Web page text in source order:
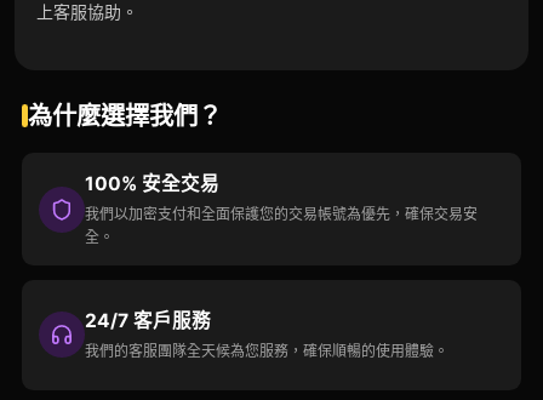
上客服協助。
為什麼選擇我們？
100% 安全交易
我們以加密支付和全面保護您的交易帳號為優先，確保交易安
全。
24/7 客戶服務
我們的客服團隊全天候為您服務，確保順暢的使用體驗。